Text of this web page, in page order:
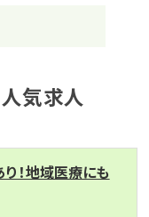
気求人
！地域医療にも